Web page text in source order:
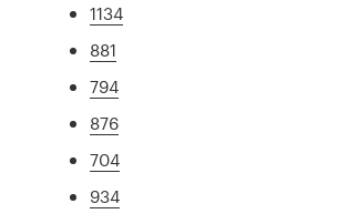
1134
881
794
876
704
934